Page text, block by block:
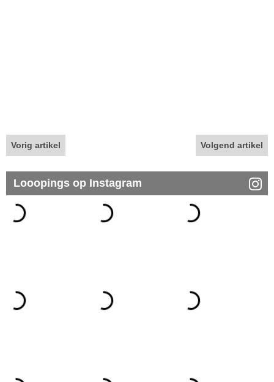
Vorig artikel Volgend artikel
Looopings op Instagram